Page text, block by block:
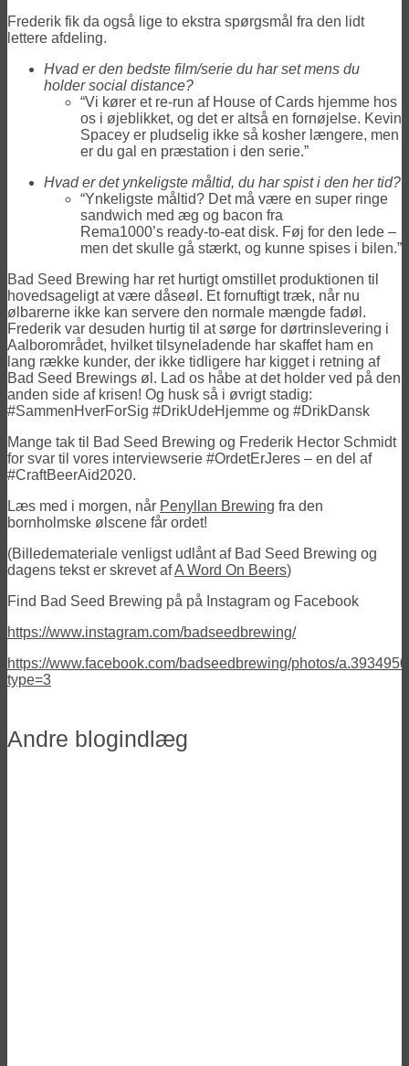
Frederik fik da også lige to ekstra spørgsmål fra den lidt
lettere afdeling.
Hvad er den bedste film/serie du har set mens du
holder social distance?
“Vi kører et re-run af House of Cards hjemme hos
os i øjeblikket, og det er altså en fornøjelse. Kevin
Spacey er pludselig ikke så kosher længere, men
er du gal en præstation i den serie.”
Hvad er det ynkeligste måltid, du har spist i den her tid?
“Ynkeligste måltid? Det må være en super ringe
sandwich med æg og bacon fra
Rema1000’s ready-to-eat disk. Føj for den lede –
men det skulle gå stærkt, og kunne spises i bilen.”
Bad Seed Brewing har ret hurtigt omstillet produktionen til
hovedsageligt at være dåseøl. Et fornuftigt træk, når nu
ølbarerne ikke kan servere den normale mængde fadøl.
Frederik var desuden hurtig til at sørge for dørtrinslevering i
Aalborområdet, hvilket tilsyneladende har skaffet ham en
lang række kunder, der ikke tidligere har kigget i retning af
Bad Seed Brewings øl. Lad os håbe at det holder ved på den
anden side af krisen! Og husk så i øvrigt stadig:
#SammenHverForSig #DrikUdeHjemme og #DrikDansk
Mange tak til Bad Seed Brewing og Frederik Hector Schmidt
for svar til vores interviewserie #OrdetErJeres – en del af
#CraftBeerAid2020.
Læs med i morgen, når Penyllan Brewing fra den
bornholmske ølscene får ordet!
(Billedemateriale venligst udlånt af Bad Seed Brewing og
dagens tekst er skrevet afA Word On Beers)
Find Bad Seed Brewing på på Instagram og Facebook
https://www.instagram.com/badseedbrewing/
https://www.facebook.com/badseedbrewing/photos/
type=3
Andre blogindlæg